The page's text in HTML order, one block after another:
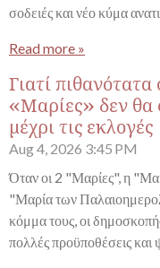
σοδειές και νέο κύμα
Read more »
Γιατί πιθανότατα
«Μαρίες» δεν θα
μέχρι τις εκλογές
Aug 4, 2026 3:45 PM
Όταν οι 2 "Μαρίες", η
"Μαρία των
κόμμα τους, οι
πολλές προϋποθέσεις